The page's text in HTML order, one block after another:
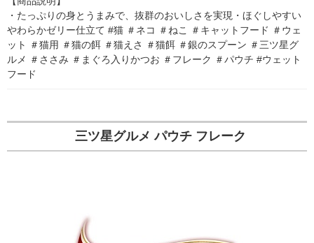
・たっぷりの身とうまみで、抜群のおいしさを実現・ほぐしやすい
やわらかゼリー仕立て #猫 ＃ネコ ＃ねこ ＃キャットフード ＃ウェ
ット ＃猫用 ＃猫の餌 ＃猫えさ ＃猫餌 ＃銀のスプーン ＃三ツ星グ
ルメ ＃ささみ ＃まぐろ入りかつお ＃フレーク ＃パウチ #ウェット
フード
三ツ星グルメ パウチ フレーク